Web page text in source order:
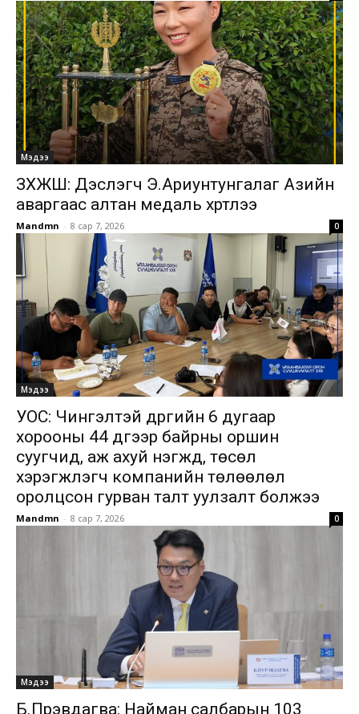
Мэдээ
ЗХЖШ: Дэслэгч Э.Ариунтунгалаг Азийн
аваргаас алтан медаль хүртлээ
Mandmn - 8 сар 7, 2026 0
Мэдээ
УОС: Чингэлтэй дүүргийн 6 дугаар
хорооны 44 дүгээр байрны оршин
суугчид, аж ахуй нэгжүүд, төсөл
хэрэгжүүлэгч компанийн төлөөлөл
оролцсон гурван талт уулзалт болжээ
Mandmn - 8 сар 7, 2026 0
Мэдээ
Б.Пүрэвдагва: Найман салбарын 103